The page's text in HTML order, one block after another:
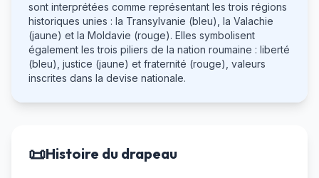
sont interprétées comme représentant les trois régions
historiques unies : la Transylvanie (bleu), la Valachie
(jaune) et la Moldavie (rouge). Elles symbolisent
également les trois piliers de la nation roumaine : liberté
(bleu), justice (jaune) et fraternité (rouge), valeurs
inscrites dans la devise nationale.
📜Histoire du drapeau